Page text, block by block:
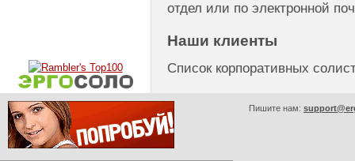
отдел или по электронной
Наши клиенты
Список корпоративных
Пишите нам: